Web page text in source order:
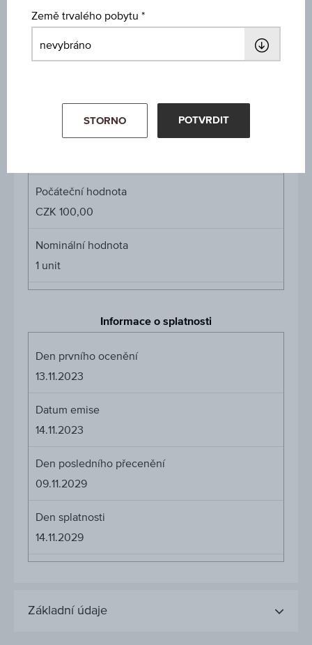
Míra participace
CZK 159,00
Cena podkl. aktiva
Počáteční hodnota
CZK 100,00
Nominální hodnota
1 unit
Informace o splatnosti
Den prvního ocenění
13.11.2023
Datum emise
14.11.2023
Den posledního přecenění
09.11.2029
Den splatnosti
14.11.2029
Základní údaje
Země trvalého pobytu
STORNO POTVRDIT